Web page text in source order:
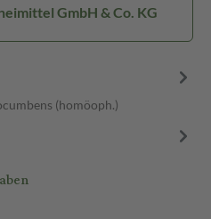
GmbH & Co. KG
(homöoph.)